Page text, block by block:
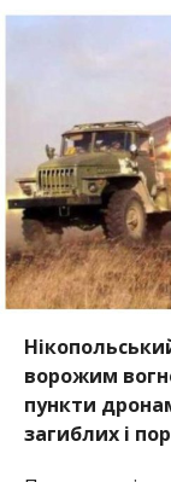
ворожим
пункти
загиблих і